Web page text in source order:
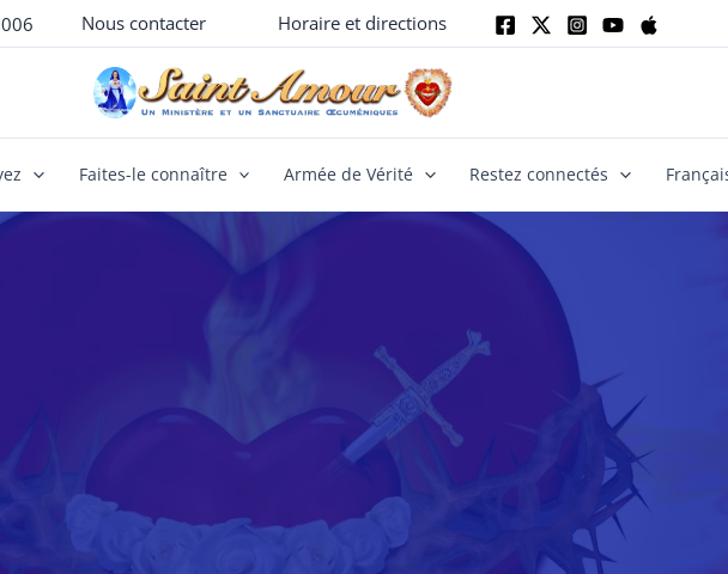
Nous contacter Horaire et directions
Faites-le connaître Armée de Vérité Restez connectés